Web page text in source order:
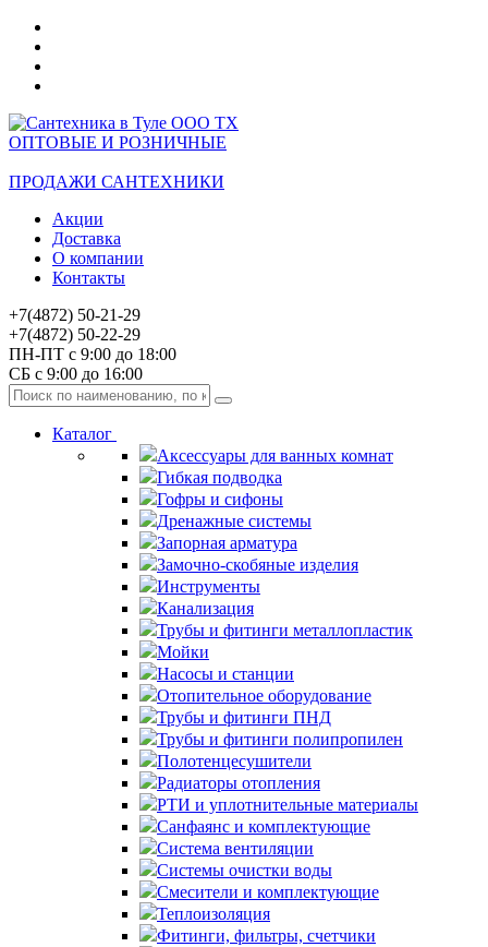
ОПТОВЫЕ И РОЗНИЧНЫЕ
ПРОДАЖИ САНТЕХНИКИ
Акции
Доставка
О компании
Контакты
+7(4872) 50-21-29
+7(4872) 50-22-29
ПН-ПТ с 9:00 до 18:00
СБ с 9:00 до 16:00
Каталог
Аксессуары для ванных комнат
Гибкая подводка
Гофры и сифоны
Дренажные системы
Запорная арматура
Замочно-скобяные изделия
Инструменты
Канализация
Трубы и фитинги металлопластик
Мойки
Насосы и станции
Отопительное оборудование
Трубы и фитинги ПНД
Трубы и фитинги полипропилен
Полотенцесушители
Радиаторы отопления
РТИ и уплотнительные материалы
Санфаянс и комплектующие
Система вентиляции
Системы очистки воды
Смесители и комплектующие
Теплоизоляция
Фитинги, фильтры, счетчики